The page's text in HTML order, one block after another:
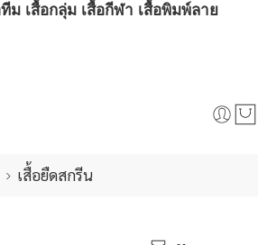
ม เสื้อกลุ่ม เสื้อกีฬา เสื้อพิมพ์ลาย
เสื้อยืดสกรีน